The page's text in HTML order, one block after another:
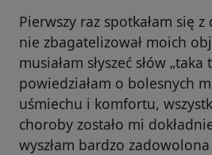
Pierwszy raz spotkałam się
nie zbagatelizował moich
musiałam słyszeć słów
powiedziałam o bolesnych
uśmiechu i komfortu,
choroby zostało mi
wyszłam bardzo zadowolona